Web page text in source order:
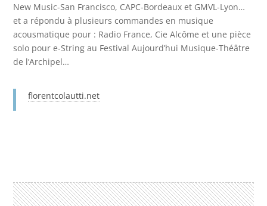
New Music-San Francisco, CAPC-Bordeaux et GMVL-Lyon…
et a répondu à plusieurs commandes en musique
acousmatique pour : Radio France, Cie Alcôme et une pièce
solo pour e-String au Festival Aujourd’hui Musique-Théâtre
de l’Archipel…
florentcolautti.net